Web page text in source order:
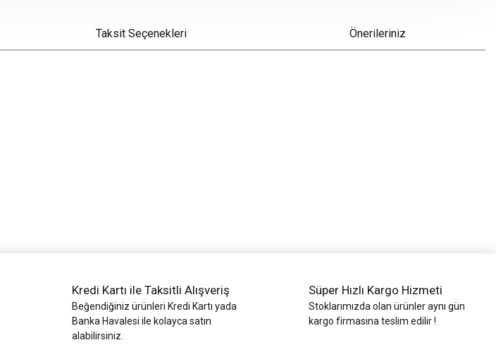
Taksit Seçenekleri Önerileriniz
Kredi Kartı ile Taksitli Alışveriş
Beğendiğiniz ürünleri Kredi Kartı yada
Banka Havalesi ile kolayca satın
alabilirsiniz.
Süper Hızlı Kargo Hizmeti
Stoklarımızda olan ürünler aynı gün
kargo firmasına teslim edilir !